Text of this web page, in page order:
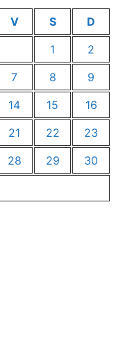
V S
D
1
2
7 8
9
14 15
16
21 22
23
28 29
30